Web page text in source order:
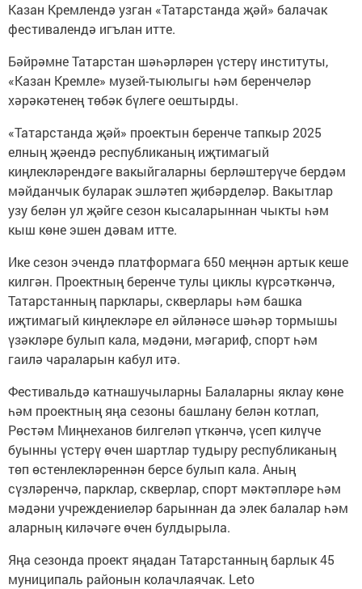
Казан Кремлендә узган «Татарстанда җәй» балачак
фестивалендә игълан итте.
Бәйрәмне Татарстан шәһәрләрен үстерү институты,
«Казан Кремле» музей-тыюлыгы һәм беренчеләр
хәрәкәтенең төбәк бүлеге оештырды.
«Татарстанда җәй» проектын беренче тапкыр 2025
елның җәендә республиканың иҗтимагый
киңлекләрендәге вакыйгаларны берләштерүче бердәм
мәйданчык буларак эшләтеп җибәрделәр. Вакытлар
узу белән ул җәйге сезон кысаларыннан чыкты һәм
кыш көне эшен дәвам итте.
Ике сезон эчендә платформага 650 меңнән артык кеше
килгән. Проектның беренче тулы циклы күрсәткәнчә,
Татарстанның парклары, скверлары һәм башка
иҗтимагый киңлекләре ел әйләнәсе шәһәр тормышы
үзәкләре булып кала, мәдәни, мәгариф, спорт һәм
гаилә чараларын кабул итә.
Фестивальдә катнашучыларны Балаларны яклау көне
һәм проектның яңа сезоны башлану белән котлап,
Рөстәм Миңнеханов билгеләп үткәнчә, үсеп килүче
буынны үстерү өчен шартлар тудыру республиканың
төп өстенлекләреннән берсе булып кала. Аның
сүзләренчә, парклар, скверлар, спорт мәктәпләре һәм
мәдәни учреждениеләр барыннан да элек балалар һәм
аларның киләчәге өчен булдырыла.
Яңа сезонда проект яңадан Татарстанның барлык 45
муниципаль районын колачлаячак. Leto